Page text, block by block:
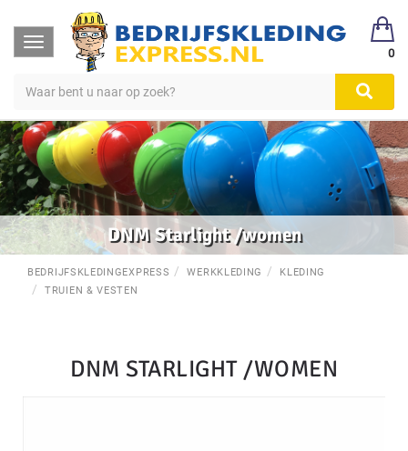
Toggle
navigation
0
DNM Starlight /women
BEDRIJFSKLEDINGEXPRESS WERKKLEDING
KLEDING
TRUIEN & VESTEN
DNM STARLIGHT /WOMEN